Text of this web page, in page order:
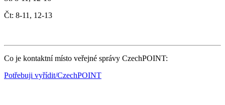
Čt: 8-11, 12-13
Co je kontaktní místo veřejné správy CzechPOINT:
Potřebuji vyřídit/CzechPOINT